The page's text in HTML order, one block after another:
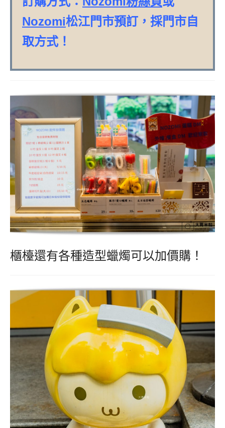
Nozomi松江門市預訂，採門市自
取方式！
櫃檯還有各種造型蠟燭可以加價購！